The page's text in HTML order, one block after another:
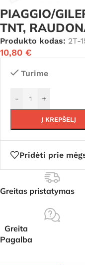
PIAGGIO/
TNT,
Produkto kodas: 2T-
10,80 €
Turime
- +
Į KREPŠELĮ
Pridėti prie
Greitas pristatymas
Greita
Pagalba